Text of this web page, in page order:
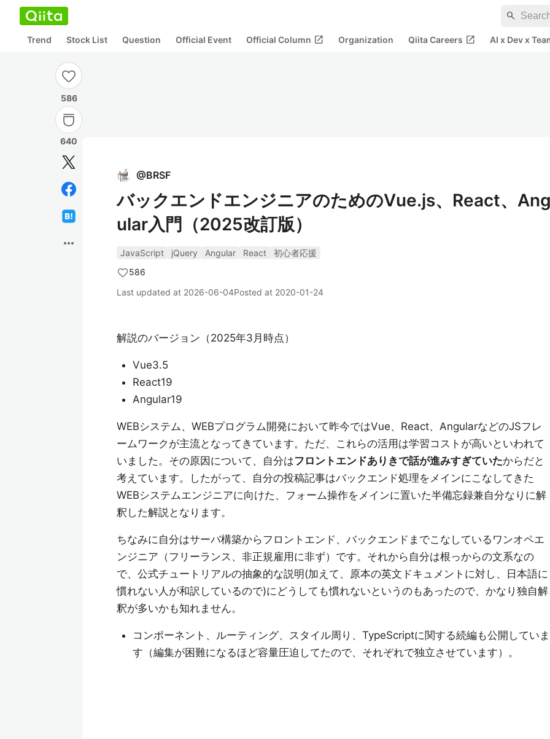
search
Trend Stock List Question Official Event Official Column open_in_new Organization Qiita Careers open_in_new AI x Dev x
586
640
more_horiz
@BRSF
バックエンドエンジニアのためのVue.js、React、
ular入門（2025改訂版）
JavaScript jQuery Angular React
初心者応援
586
Last updated at 2026-06-04Posted at 2020-01-24
解説のバージョン（2025年3月時点）
Vue3.5
React19
Angular19
WEBシステム、WEBプログラム開発において昨今ではVue、React、AngularなどのJSフレ
ームワークが主流となってきています。ただ、これらの活用は学習コストが高いといわれて
いました。その原因について、自分はフロントエンドありきで話が進みすぎていたからだと
考えています。したがって、自分の投稿記事はバックエンド処理をメインにこなしてきた
WEBシステムエンジニアに向けた、フォーム操作をメインに置いた半備忘録兼自分なりに解
釈した解説となります。
ちなみに自分はサーバ構築からフロントエンド、バックエンドまでこなしているワンオペエ
ンジニア（フリーランス、非正規雇用に非ず）です。それから自分は根っからの文系なの
で、公式チュートリアルの抽象的な説明(加えて、原本の英文ドキュメントに対し、日本語に
慣れない人が和訳しているので)にどうしても慣れないというのもあったので、かなり独自解
釈が多いかも知れません。
コンポーネント、ルーティング、スタイル周り、TypeScriptに関する続編も公開していま
す（編集が困難になるほど容量圧迫してたので、それぞれで独立させています）。